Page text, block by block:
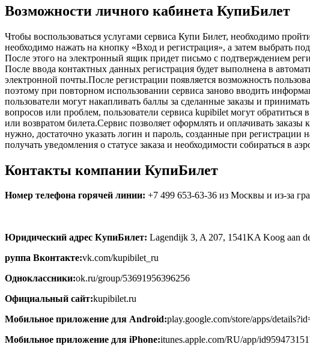
Возможности личного кабинета КупиБилет
Чтобы воспользоваться услугами сервиса Купи Билет, необходимо
необходимо нажать на кнопку «Вход и регистрация», а затем выбрать
После этого на электронный ящик придет письмо с подтверждением
После ввода контактных данных регистрация будет выполнена в
электронной почты.После регистрации появляется возможность
поэтому при повторном использовании сервиса заново вводить
пользователи могут накапливать баллы за сделанные заказы и
вопросов или проблем, пользователи сервиса kupibilet могут
или возвратом билета.Сервис позволяет оформлять и оплачивать
нужно, достаточно указать логин и пароль, созданные при
получать уведомления о статусе заказа и необходимости собираться в
Контакты компании КупиБилет
Номер телефона горячей линии: +7 499 653-63-36 из Москвы и из-за
Юридический адрес КупиБилет: Lagendijk 3, A 207, 1541KA Koog aan
руппа Вконтакте:vk.com/kupibilet_ru
Одноклассники:ok.ru/group/53691956396256
Официальный сайт:kupibilet.ru
Мобильное приложение для Android:play.google.com/store/apps/
Мобильное приложение для iPhone:itunes.apple.com/RU/app/